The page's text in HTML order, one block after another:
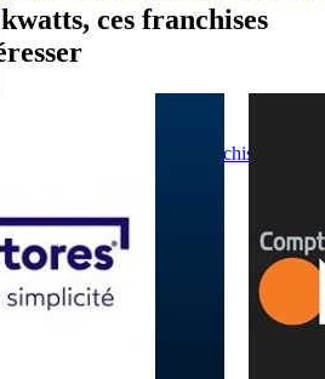
Devenir franchiseur
ces franchises